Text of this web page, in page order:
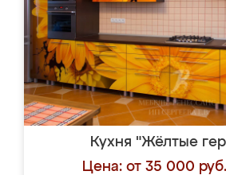
Кухня "Жёлтые
Цена: от 35 000